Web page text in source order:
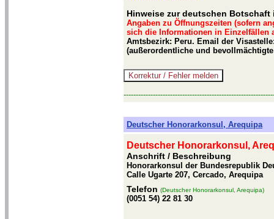
Hinweise zur deutschen Botschaft
Angaben zu Öffnungszeiten (sofern
sich die Informationen in Einzelfällen
Amtsbezirk: Peru. Email der
(außerordentliche und
Deutscher Honorarkonsul, Arequipa
Deutscher Honorarkonsul,
Anschrift / Beschreibung
Honorarkonsul der Bundesrepublik
Calle Ugarte 207, Cercado, Arequipa
Telefon (Deutscher Honorarkonsul, Arequipa)
(0051 54) 22 81 30